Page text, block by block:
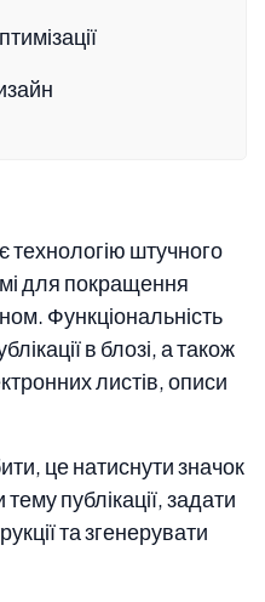
штучного
для покращення
Функціональність
в блозі, а також
листів, описи
це натиснути значок
публікації, задати
та згенерувати